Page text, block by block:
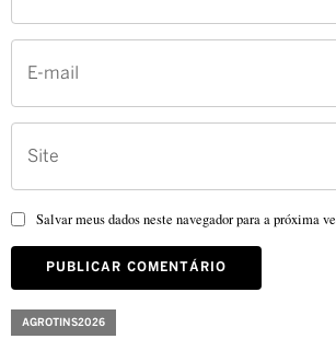
Salvar meus dados neste navegador para a próxima
AGROTINS2026